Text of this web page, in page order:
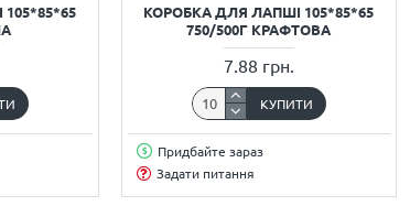
КОРОБКА ДЛЯ ЛАПШІ 105*85*65
750/500Г КРАФТОВА
7.88 грн.
КУПИТИ
Придбайте зараз
Задати питання